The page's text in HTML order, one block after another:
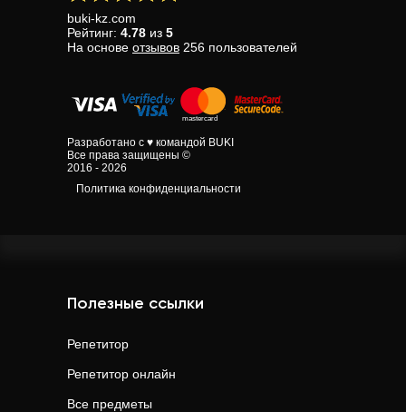
buki-kz.com
Рейтинг: 4.78 из 5
На основе отзывов 256 пользователей
Разработано с ♥ командой BUKI
Все права защищены ©
2016 - 2026
Политика конфиденциальности
Полезные ссылки
Репетитор
Репетитор онлайн
Все предметы